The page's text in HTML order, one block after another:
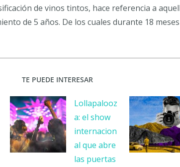
de vinos tintos, hace referencia a
de 5 años. De los cuales durante 18
TE PUEDE INTERESAR
Lollapalooz
a: el show
internacion
al que abre
las puertas